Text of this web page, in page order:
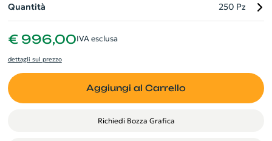
Quantità 250 Pz
€ 996,00IVA esclusa
dettagli sul prezzo
Aggiungi al Carrello
Richiedi Bozza Grafica